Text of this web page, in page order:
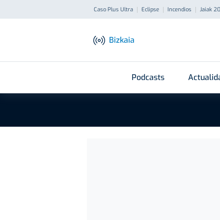
Caso Plus Ultra Eclipse Incendios Jaiak
Bizkaia
Podcasts